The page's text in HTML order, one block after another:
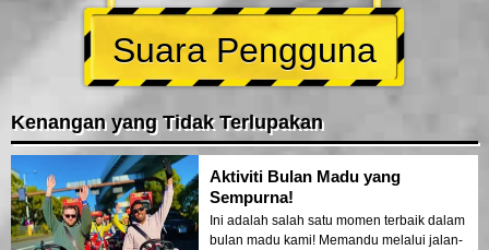
Suara Pengguna
Kenangan yang Tidak Terlupakan
Aktiviti Bulan Madu yang
Sempurna!
Ini adalah salah satu momen terbaik dalam
bulan madu kami! Memandu melalui jalan-